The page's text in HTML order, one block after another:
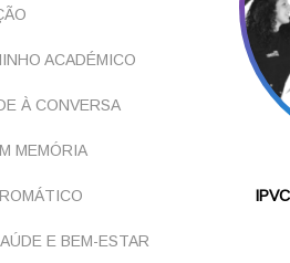
ACADÉMICO
À CONVERSA
MEMÓRIA
E BEM-ESTAR